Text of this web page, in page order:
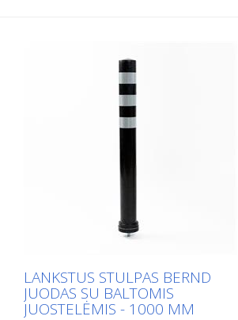
komplektą Lanksčių plastikinių stulpelių
privalumai: - Elastiški, todėl lengvai
pasiekiami - Apsaugo nuo transporto
priemonės apgadinimo susidūrimo atveju
- Nereikia remontuoti nei stulpelio, nei
transporto priemonės - Didina eismo
eisme ir automobilių stovėjimo aikštelėse
LANKSTUS STULPAS BERND
JUODAS SU BALTOMIS
JUOSTELĖMIS - 1000 MM